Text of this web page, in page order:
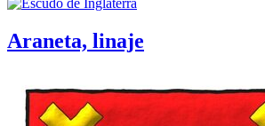
Araneta, linaje